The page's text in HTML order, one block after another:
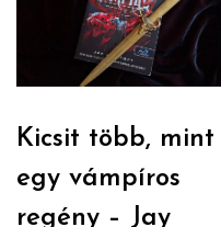
Kicsit több, mint
egy vámpíros
regény – Jay